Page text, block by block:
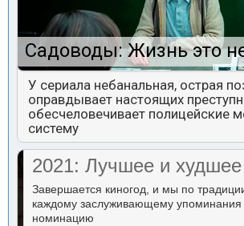
Садоводы: Жизнь это
У сериала небанальная, острая
оправдывает настоящих
обесчеловечивает полицейские
систему
2021: Лучшее и худшее
Завершается киногод, и мы по
каждому заслуживающему
номинацию